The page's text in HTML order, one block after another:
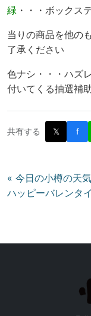
緑 ・・・ボックス
当りの商品を他の
了承ください
色ナシ・・・ハズ
付いてくる抽選補
共有する 𝕏 f
投
稿
« 今日の小樽の天
ハッピーバレンタ